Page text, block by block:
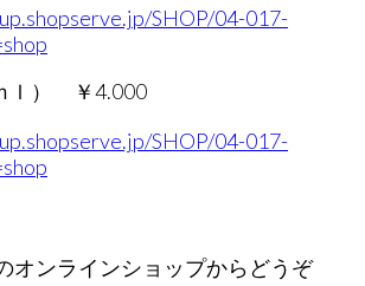
SHOP/04-017-
ｌ） ￥4.000
SHOP/04-017-
オンラインショップからどうぞ